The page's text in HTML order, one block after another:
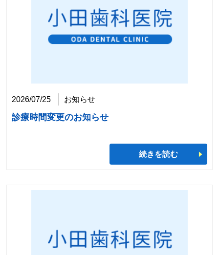
2026/07/25 お知らせ
診療時間変更のお知らせ
続きを読む